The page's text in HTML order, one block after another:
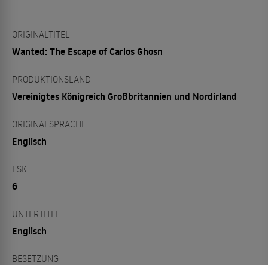
ORIGINALTITEL
Wanted: The Escape of Carlos Ghosn
PRODUKTIONSLAND
Vereinigtes Königreich Großbritannien und Nordirland
ORIGINALSPRACHE
Englisch
FSK
6
UNTERTITEL
Englisch
BESETZUNG